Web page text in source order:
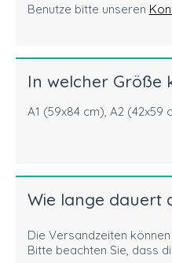
Benutze bitte unseren
In welcher Größe
A1 (59x84 cm), A2 (42x59
Wie lange dauert
Die Versandzeiten
Bitte beachten Sie, dass